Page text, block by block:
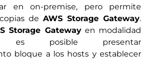
en on-premise, pero permite
de AWS Storage Gateway.
Storage Gatewayen modalidad
es posible presentar
bloque a los hosts y establecer